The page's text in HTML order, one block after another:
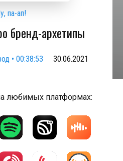
па-ап!
бренд-архетипы
• 00:38:53 30.06.2021
любимых платформах: